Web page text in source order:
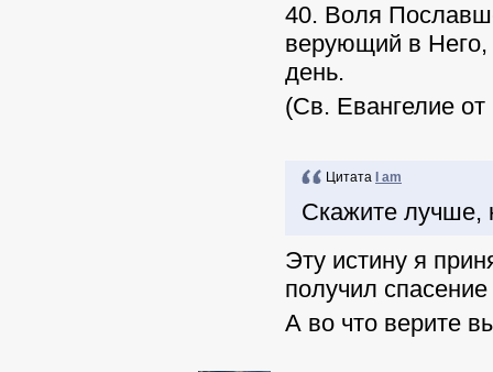
40. Воля
верующий в Него,
день.
(Св. Евангелие
Цитата I am
Скажите лучше,
Эту истину я
получил
А во что верите